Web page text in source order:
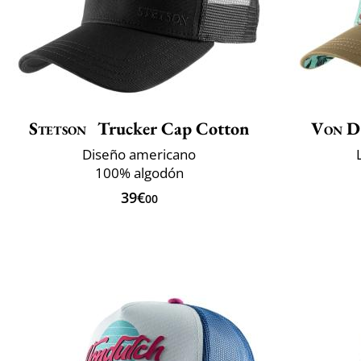
Stetson Trucker Cap Cotton
Diseño americano
100% algodón
39€00
Von